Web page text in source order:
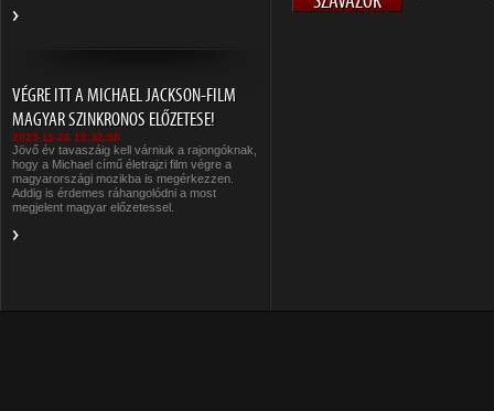
VÉGRE ITT A MICHAEL JACKSON-FILM
MAGYAR SZINKRONOS ELŐZETESE!
2025-11-26 15:32:58
Jövő év tavaszáig kell várniuk a rajongóknak,
hogy a Michael című életrajzi film végre a
magyarországi mozikba is megérkezzen.
Addig is érdemes ráhangolódni a most
megjelent magyar előzetessel.